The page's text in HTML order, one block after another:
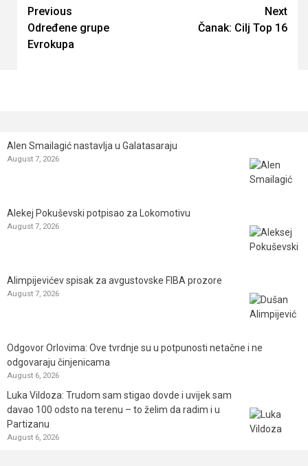
Continue
Reading
Previous
Određene grupe
Evrokupa
Next
Čanak: Cilj Top 16
Alen Smailagić nastavlja u Galatasaraju
August 7, 2026
Alekej Pokuševski potpisao za Lokomotivu
August 7, 2026
Alimpijevićev spisak za avgustovske FIBA prozore
August 7, 2026
Odgovor Orlovima: ​Ove tvrdnje su u potpunosti netačne i ne
odgovaraju činjenicama
August 6, 2026
Luka Vildoza: Trudom sam stigao dovde i uvijek sam
davao 100 odsto na terenu – to želim da radim i u
Partizanu
August 6, 2026